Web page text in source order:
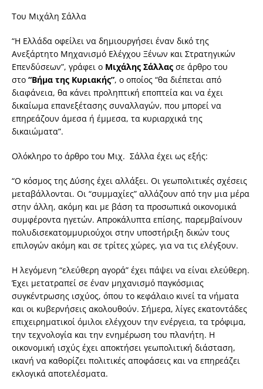
Του Μιχάλη Σάλλα
“Η Ελλάδα οφείλει να δημιουργήσει έναν δικό της
Ανεξάρτητο Μηχανισμό Ελέγχου Ξένων και Στρατηγικών
Επενδύσεων”, γράφει ο Μιχάλης Σάλλας σε άρθρο του
στο “Βήμα της Κυριακής”, ο οποίος “θα διέπεται από
διαφάνεια, θα κάνει προληπτική εποπτεία και να έχει
δικαίωμα επανεξέτασης συναλλαγών, που μπορεί να
επηρεάζουν άμεσα ή έμμεσα, τα κυριαρχικά της
δικαιώματα”.
Ολόκληρο το άρθρο του Μιχ. Σάλλα έχει ως εξής:
“Ο κόσμος της Δύσης έχει αλλάξει. Οι γεωπολιτικές σχέσεις
μεταβάλλονται. Οι “συμμαχίες” αλλάζουν από την μια μέρα
στην άλλη, ακόμη και με βάση τα προσωπικά οικονομικά
συμφέροντα ηγετών. Απροκάλυπτα επίσης, παρεμβαίνουν
πολυδισεκατομμυριούχοι στην υποστήριξη δικών τους
επιλογών ακόμη και σε τρίτες χώρες, για να τις ελέγξουν.
Η λεγόμενη “ελεύθερη αγορά” έχει πάψει να είναι ελεύθερη.
Έχει μετατραπεί σε έναν μηχανισμό παγκόσμιας
συγκέντρωσης ισχύος, όπου το κεφάλαιο κινεί τα νήματα
και οι κυβερνήσεις ακολουθούν. Σήμερα, λίγες εκατοντάδες
επιχειρηματικοί όμιλοι ελέγχουν την ενέργεια, τα τρόφιμα,
την τεχνολογία και την ενημέρωση του πλανήτη. Η
οικονομική ισχύς έχει αποκτήσει γεωπολιτική διάσταση,
ικανή να καθορίζει πολιτικές αποφάσεις και να επηρεάζει
εκλογικά αποτελέσματα.